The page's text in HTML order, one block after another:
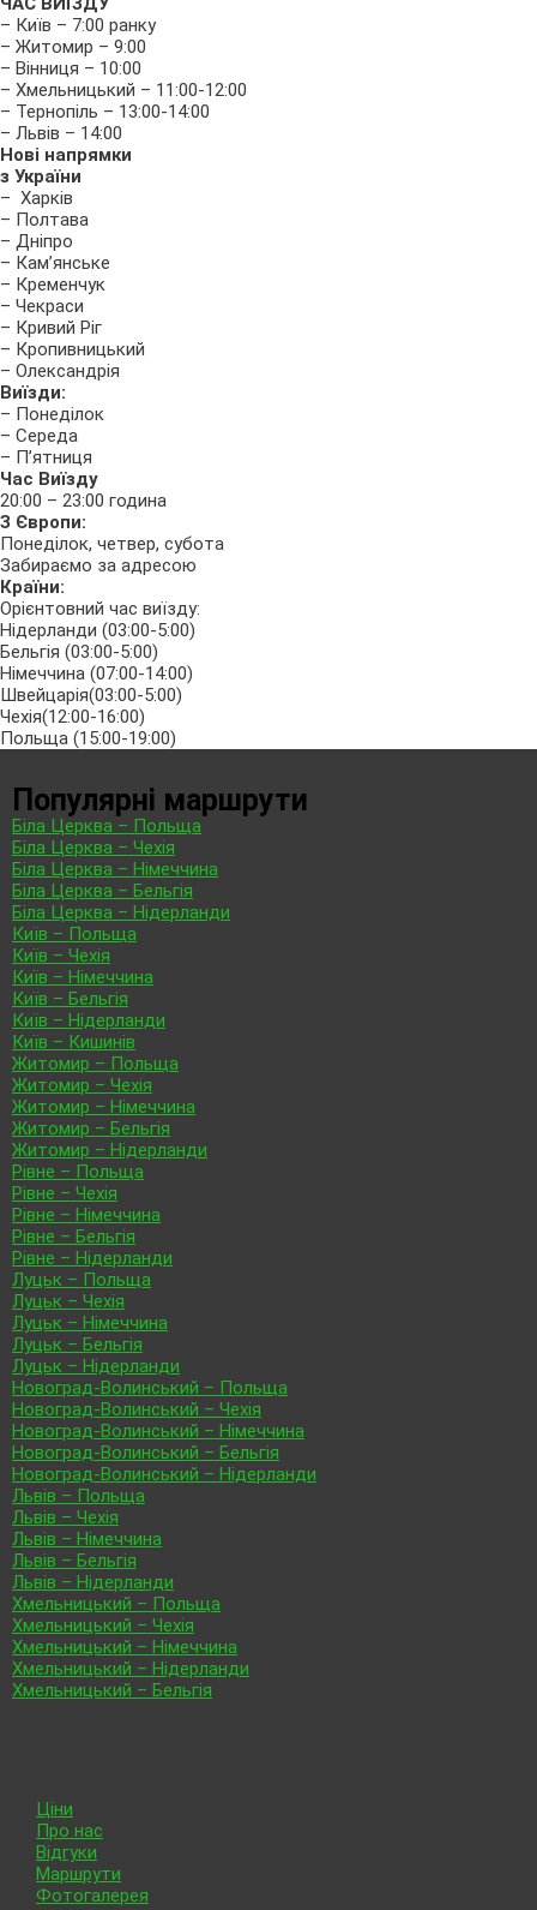
– Київ – 7:00 ранку
– Житомир – 9:00
– Вінниця – 10:00
– Хмельницький – 11:00-12:00
– Тернопіль – 13:00-14:00
– Львів – 14:00
Нові напрямки
з України
– Харків
– Полтава
– Дніпро
– Кам’янське
– Кременчук
– Чекраси
– Кривий Ріг
– Кропивницький
– Олександрія
Виїзди:
– Понеділок
– Середа
– П’ятниця
Час Виїзду
20:00 – 23:00 година
З Європи:
Понеділок, четвер, субота
Забираємо за адресою
Країни:
Орієнтовний час виїзду:
Нідерланди (03:00-5:00)
Бельгія (03:00-5:00)
Німеччина (07:00-14:00)
Швейцарія(03:00-5:00)
Чехія(12:00-16:00)
Польща (15:00-19:00)
Популярні маршрути
Біла Церква – Польща
Біла Церква – Чехія
Біла Церква – Німеччина
Біла Церква – Бельгія
Біла Церква – Нідерланди
Київ – Польща
Київ – Чехія
Київ – Німеччина
Київ – Бельгія
Київ – Нідерланди
Київ – Кишинів
Житомир – Польща
Житомир – Чехія
Житомир – Німеччина
Житомир – Бельгія
Житомир – Нідерланди
Рівне – Польща
Рівне – Чехія
Рівне – Німеччина
Рівне – Бельгія
Рівне – Нідерланди
Луцьк – Польща
Луцьк – Чехія
Луцьк – Німеччина
Луцьк – Бельгія
Луцьк – Нідерланди
Новоград-Волинський – Польща
Новоград-Волинський – Чехія
Новоград-Волинський – Німеччина
Новоград-Волинський – Бельгія
Новоград-Волинський – Нідерланди
Львів – Польща
Львів – Чехія
Львів – Німеччина
Львів – Бельгія
Львів – Нідерланди
Хмельницький – Польща
Хмельницький – Чехія
Хмельницький – Німеччина
Хмельницький – Нідерланди
Хмельницький – Бельгія
Ціни
Про нас
Відгуки
Маршрути
Фотогалерея